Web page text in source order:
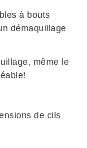
à bouts
démaquillage
même le
de cils